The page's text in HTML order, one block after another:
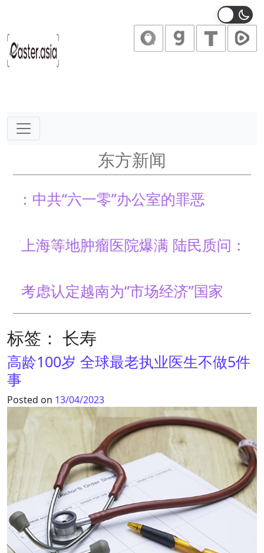
Main Navigation
东方新闻
共“六一零”办公室的罪恶
等地肿瘤医院爆满 陆民质问：是谁害
认定越南为“市场经济”国家
标签： 长寿
高龄100岁 全球最老执业医生不做5件
事
Posted on 13/04/2023